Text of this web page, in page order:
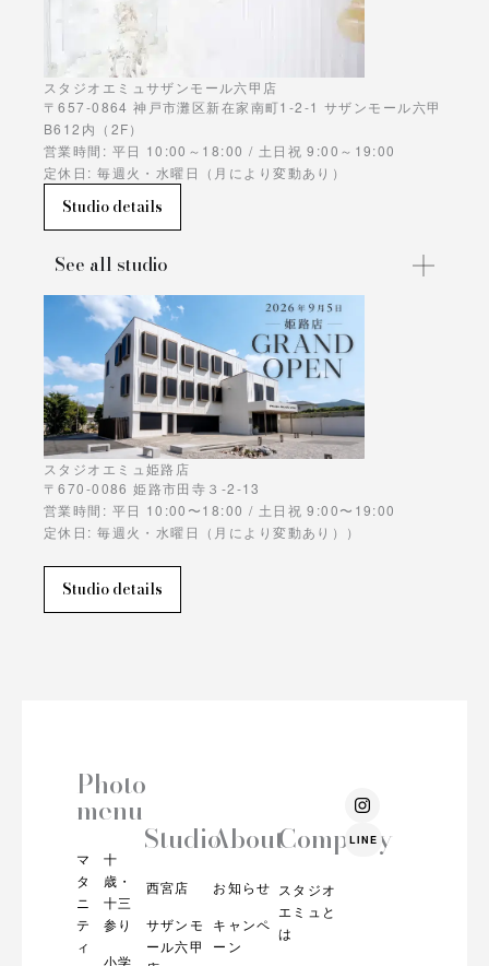
スタジオエミュサザンモール六甲店
〒657-0864 神戸市灘区新在家南町1-2-1 サザンモール六甲
B612内（2F）
営業時間: 平日 10:00～18:00 / 土日祝 9:00～19:00
定休日: 毎週火・水曜日（月により変動あり）
Studio details
See all studio
スタジオエミュ姫路店
〒670-0086 姫路市田寺３-2-13
営業時間: 平日 10:00〜18:00 / 土日祝 9:00〜19:00
定休日: 毎週火・水曜日（月により変動あり））
Studio details
Photo
menu
マ
タ
ニ
テ
ィ
十
歳・
十三
参り
小学
Studio
西宮店
サザンモ
ール六甲
About
お知らせ
キャンペ
ーン
Company
スタジオ
エミュと
は
I
n
s
t
LINE